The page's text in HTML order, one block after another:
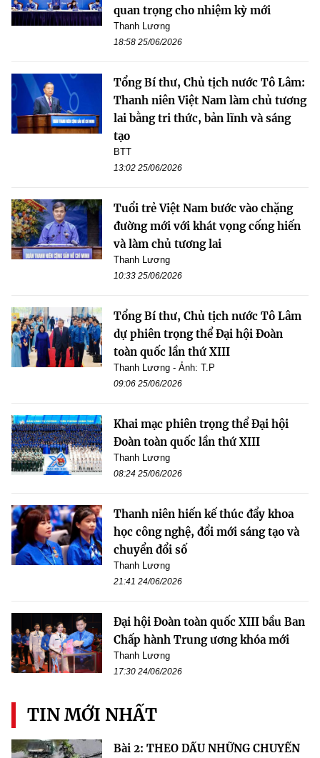
quan trọng cho nhiệm kỳ mới
Thanh Lương
18:58 25/06/2026
Tổng Bí thư, Chủ tịch nước Tô Lâm:
Thanh niên Việt Nam làm chủ tương
lai bằng tri thức, bản lĩnh và sáng
tạo
BTT
13:02 25/06/2026
Tuổi trẻ Việt Nam bước vào chặng
đường mới với khát vọng cống hiến
và làm chủ tương lai
Thanh Lương
10:33 25/06/2026
Tổng Bí thư, Chủ tịch nước Tô Lâm
dự phiên trọng thể Đại hội Đoàn
toàn quốc lần thứ XIII
Thanh Lương - Ảnh: T.P
09:06 25/06/2026
Khai mạc phiên trọng thể Đại hội
Đoàn toàn quốc lần thứ XIII
Thanh Lương
08:24 25/06/2026
Thanh niên hiến kế thúc đẩy khoa
học công nghệ, đổi mới sáng tạo và
chuyển đổi số
Thanh Lương
21:41 24/06/2026
Đại hội Đoàn toàn quốc XIII bầu Ban
Chấp hành Trung ương khóa mới
Thanh Lương
17:30 24/06/2026
TIN MỚI NHẤT
Bài 2: THEO DẤU NHỮNG CHUYẾN